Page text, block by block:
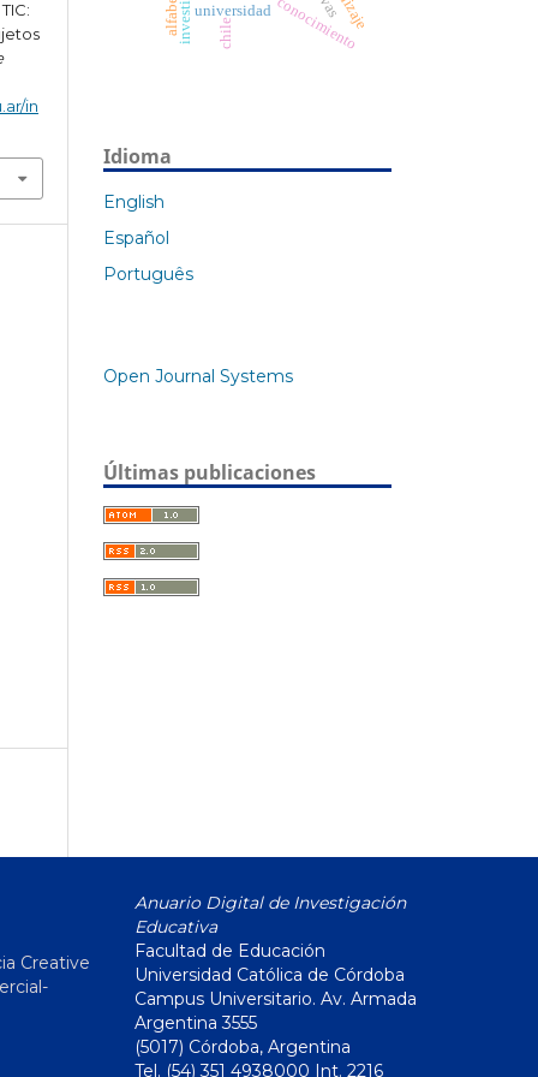
in
conocimiento
universidad
chile
Idioma
English
Español
Português
Open Journal Systems
Últimas publicaciones
Creative
Anuario Digital de Investigación
Educativa
Facultad de Educación
Universidad Católica de Córdoba
Campus Universitario. Av. Armada
Argentina 3555
(5017) Córdoba, Argentina
Tel. (54) 351 4938000 Int. 2216